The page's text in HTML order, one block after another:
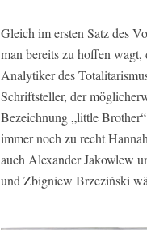
Gleich im ersten Satz des
man bereits zu hoffen
Analytiker des
Schriftsteller, der
Bezeichnung „little
immer noch zu recht
auch Alexander Jakowlew
und Zbigniew Brzeziński